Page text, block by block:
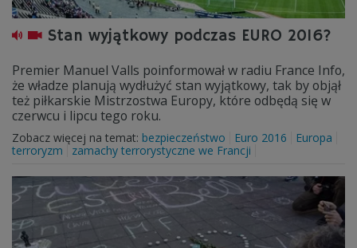
Stan wyjątkowy podczas EURO 2016?
Premier Manuel Valls poinformował w radiu France Info,
że władze planują wydłużyć stan wyjątkowy, tak by objął
też piłkarskie Mistrzostwa Europy, które odbędą się w
czerwcu i lipcu tego roku.
Zobacz więcej na temat: bezpieczeństwo Euro 2016
Europa
terroryzm
zamachy terrorystyczne we Francji